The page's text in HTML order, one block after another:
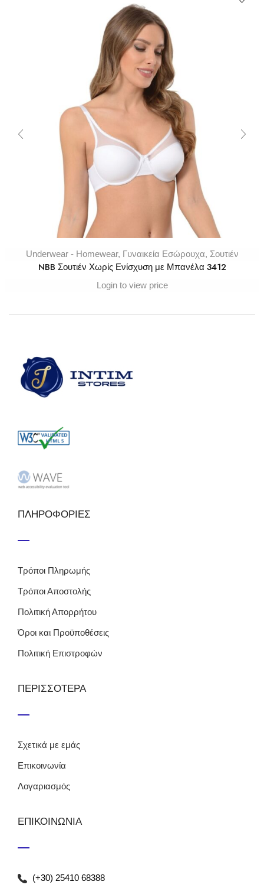
Underwear - Homewear, Γυναικεία Εσώρουχα, Σουτιέν
NBB Σουτιέν Χωρίς Ενίσχυση με Μπανέλα 3412
Login to view price
ΠΛΗΡΟΦΟΡΙΕΣ
Τρόποι Πληρωμής
Τρόποι Αποστολής
Πολιτική Απορρήτου
Όροι και Προϋποθέσεις
Πολιτική Επιστροφών
ΠΕΡΙΣΣΟΤΕΡΑ
Σχετικά με εμάς
Επικοινωνία
Λογαριασμός
ΕΠΙΚΟΙΝΩΝΙΑ
(+30) 25410 68388